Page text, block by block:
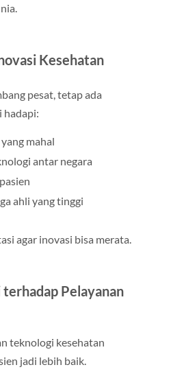
Kesehatan
pesat, tetap ada
hadapi:
mahal
antar negara
ahli yang tinggi
agar inovasi bisa merata.
Pelayanan
teknologi kesehatan
jadi lebih baik.